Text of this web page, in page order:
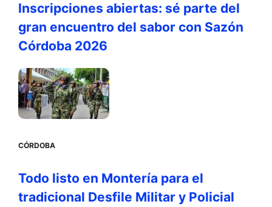
Inscripciones abiertas: sé parte del
gran encuentro del sabor con Sazón
Córdoba 2026
CÓRDOBA
Todo listo en Montería para el
tradicional Desfile Militar y Policial